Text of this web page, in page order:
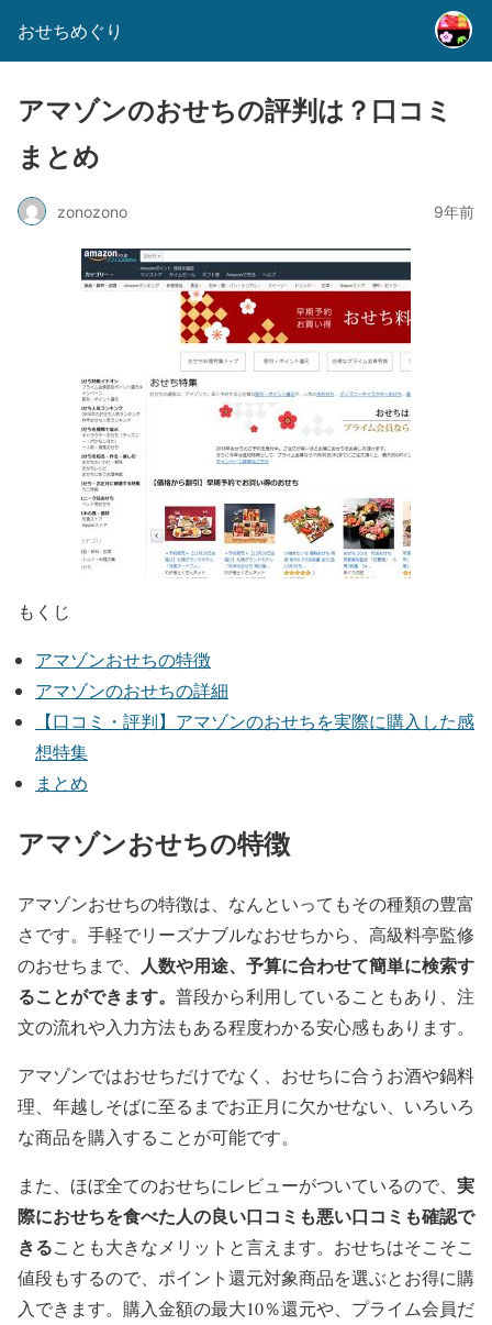
おせちめぐり
アマゾンのおせちの評判は？口コミ
まとめ
zonozono 9年前
もくじ
アマゾンおせちの特徴
アマゾンのおせちの詳細
【口コミ・評判】アマゾンのおせちを実際に購入した感
想特集
まとめ
アマゾンおせちの特徴
アマゾンおせちの特徴は、なんといってもその種類の豊富
さです。手軽でリーズナブルなおせちから、高級料亭監修
のおせちまで、 人数や用途、予算に合わせて簡単に検索す
ることができます。 普段から利用していることもあり、注
文の流れや入力方法もある程度わかる安心感もあります。
アマゾンではおせちだけでなく、おせちに合うお酒や鍋料
理、年越しそばに至るまでお正月に欠かせない、いろいろ
な商品を購入することが可能です。
また、ほぼ全てのおせちにレビューがついているので、 実
際におせちを食べた人の良い口コミも悪い口コミも確認で
きることも大きなメリットと言えます。おせちはそこそこ
値段もするので、ポイント還元対象商品を選ぶとお得に購
入できます。購入金額の最大10％還元や、プライム会員だ